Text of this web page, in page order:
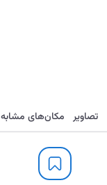
ذخیره ارسال تصاویر مکان‌های مشابه